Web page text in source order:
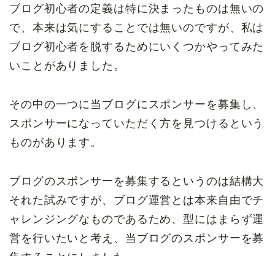
ブログ初心者の定義は特に決まったものは無いの
で、本来は気にすることでは無いのですが、私は
ブログ初心者を脱するためにいくつかやってみた
いことがありました。
その中の一つに当ブログにスポンサーを募集し、
スポンサーになっていただく方を見つけるという
ものがあります。
ブログのスポンサーを募集するというのは結構大
それた試みですが、ブログ運営とは本来自由でチ
ャレンジングなものであるため、型にはまらず運
営を行いたいと考え、当ブログのスポンサーを募